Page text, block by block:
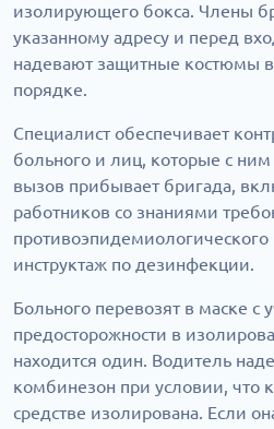
изолирующего бокса. Члены
указанному адресу и перед
надевают защитные костюмы
порядке.
Специалист обеспечивает
больного и лиц, которые с
вызов прибывает бригада,
работников со знаниями
инструктаж по дезинфекции.
Больного перевозят в маске с
предосторожности в
находится один. Водитель
комбинезон при условии, что
средстве изолирована. Если